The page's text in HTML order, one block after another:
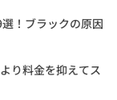
！ブラックの原因
り料金を抑えてス